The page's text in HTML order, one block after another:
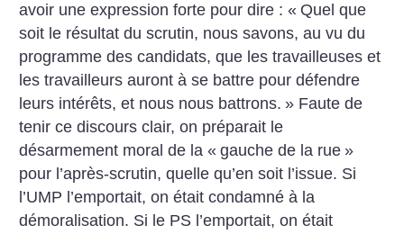
avoir une expression forte pour dire : « Quel que
soit le résultat du scrutin, nous savons, au vu du
programme des candidats, que les travailleuses et
les travailleurs auront à se battre pour défendre
leurs intérêts, et nous nous battrons. » Faute de
tenir ce discours clair, on préparait le
désarmement moral de la « gauche de la rue »
pour l’après-scrutin, quelle qu’en soit l’issue. Si
l’UMP l’emportait, on était condamné à la
démoralisation. Si le PS l’emportait, on était